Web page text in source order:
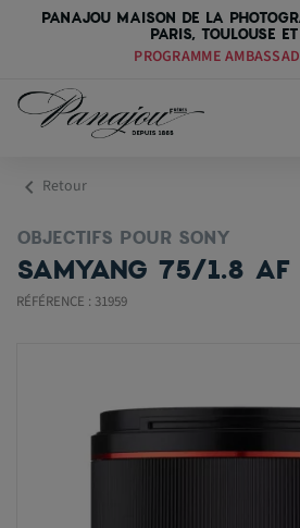
PANAJOU MAISON DE LA
PARIS, TOULOUSE
PAYER VOTRE MATÉRIEL
chevron_left Retour
OBJECTIFS POUR SONY
SAMYANG 75/1.8 AF
RÉFÉRENCE : 31959